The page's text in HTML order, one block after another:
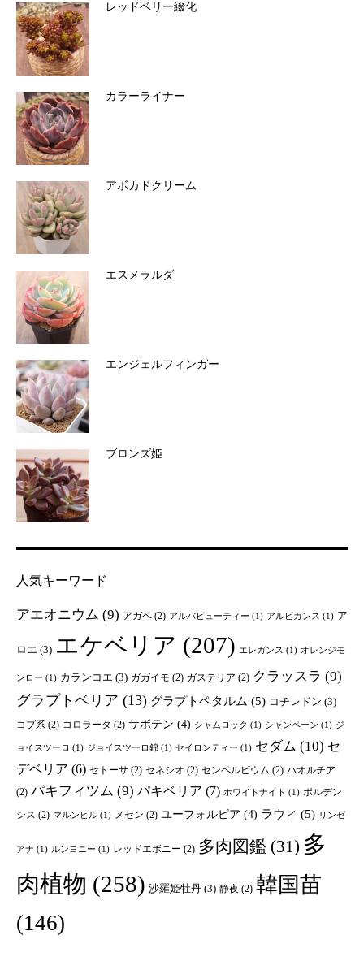
レッドベリー綴化
カラーライナー
アボカドクリーム
エスメラルダ
エンジェルフィンガー
ブロンズ姫
人気キーワード
アエオニウム (9) アガベ (2) アルバビューティー (1) アルビカンス (1) ア
ロエ (3) エケベリア (207) エレガンス (1) オレンジモ
ンロー (1) カランコエ (3) ガガイモ (2) ガステリア (2) クラッスラ (9)
グラプトベリア (13) グラプトペタルム (5) コチレドン (3)
コブ系 (2) コロラータ (2) サボテン (4) シャムロック (1) シャンペーン (1) ジ
ョイスツーロ (1) ジョイスツーロ錦 (1) セイロンティー (1) セダム (10) セ
デベリア (6) セトーサ (2) セネシオ (2) センペルビウム (2) ハオルチア
(2) パキフィツム (9) パキベリア (7) ホワイトナイト (1) ポルデン
シス (2) マルンヒル (1) メセン (2) ユーフォルビア (4) ラウィ (5) リンゼ
アナ (1) ルンヨニー (1) レッドエボニー (2) 多肉図鑑 (31) 多
肉植物 (258) 沙羅姫牡丹 (3) 静夜 (2) 韓国苗
(146)